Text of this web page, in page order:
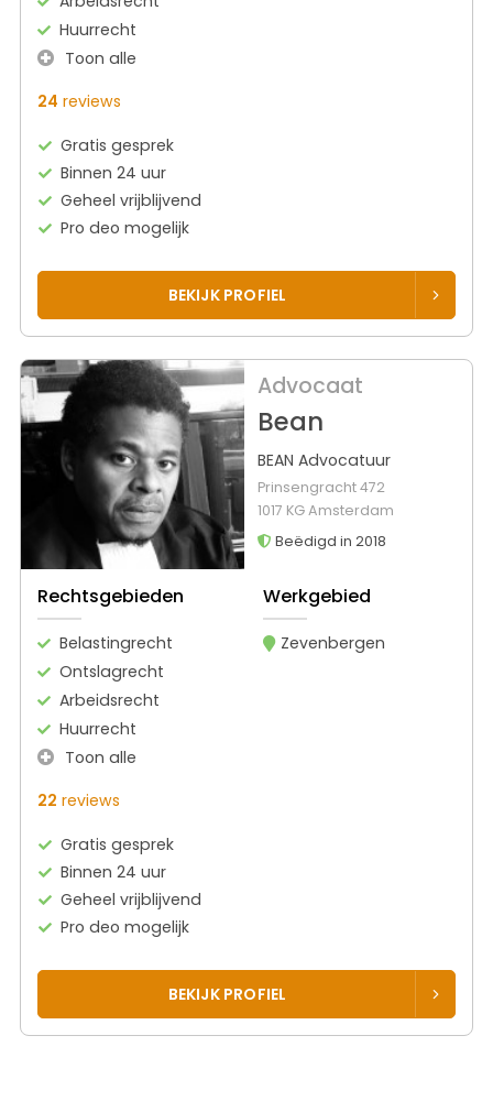
Huurrecht
Toon alle
24 reviews
Gratis gesprek
Binnen 24 uur
Geheel vrijblijvend
Pro deo mogelijk
BEKIJK PROFIEL
Advocaat
Bean
BEAN Advocatuur
Prinsengracht 472
1017 KG Amsterdam
Beëdigd in 2018
Rechtsgebieden
Belastingrecht
Ontslagrecht
Arbeidsrecht
Huurrecht
Toon alle
Werkgebied
Zevenbergen
22 reviews
Gratis gesprek
Binnen 24 uur
Geheel vrijblijvend
Pro deo mogelijk
BEKIJK PROFIEL